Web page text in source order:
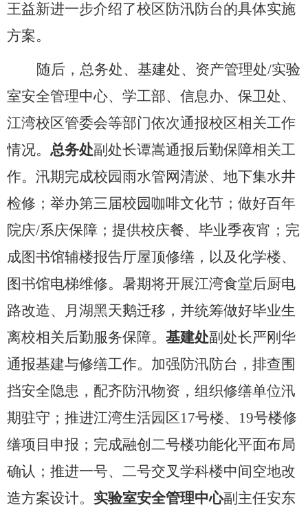
王益新进一步介绍了校区防汛防台的具体实施
方案。
随后，总务处、基建处、资产管理处/实验
室安全管理中心、学工部、信息办、保卫处、
江湾校区管委会等部门依次通报校区相关工作
情况。 总务处副处长谭嵩通报后勤保障相关工
作。汛期完成校园雨水管网清淤、地下集水井
检修；举办第三届校园咖啡文化节；做好百年
院庆/系庆保障；提供校庆餐、毕业季夜宵；完
成图书馆辅楼报告厅屋顶修缮，以及化学楼、
图书馆电梯维修。暑期将开展江湾食堂后厨电
路改造、月湖黑天鹅迁移，并统筹做好毕业生
离校相关后勤服务保障。 基建处副处长严刚华
通报基建与修缮工作。加强防汛防台，排查围
挡安全隐患，配齐防汛物资， 组织修缮单位汛
期驻守； 推进江湾生活园区17号楼、 19号楼修
缮项目申报；完成融创二号楼功能化平面布局
确认；推进一号、二号交叉学科楼中间空地改
造方案设计。 实验室安全管理中心副主任安东